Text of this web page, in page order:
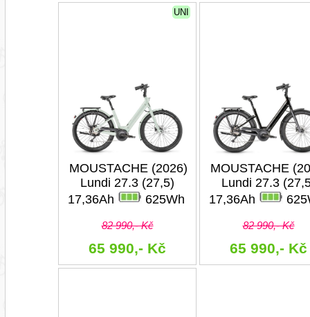
UNI
MOUSTACHE (2026)
Lundi 27.3 (27,5)
17,36Ah
625Wh
82 990,- Kč
65 990,- Kč
MOUSTACHE
Lundi 27.3
17,36Ah
82 990,- Kč
65 990,- Kč